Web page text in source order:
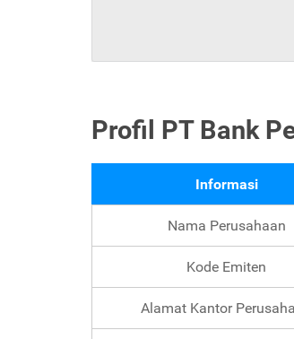
Profil PT Bank
Informasi
Nama Perusahaan
Kode Emiten
Alamat Kantor